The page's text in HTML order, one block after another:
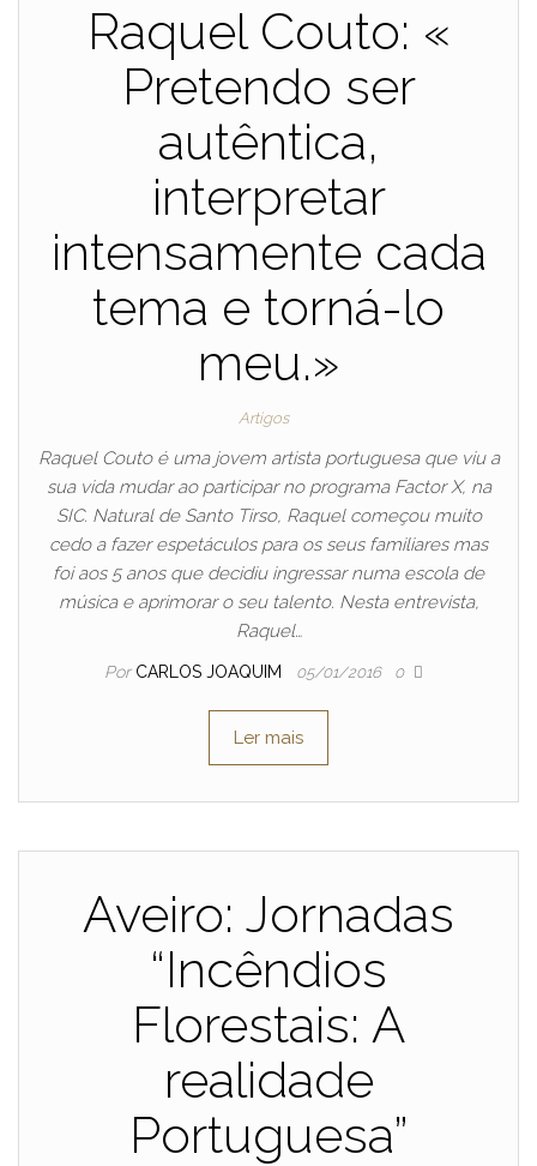
Raquel Couto: «
Pretendo ser
autêntica,
interpretar
intensamente cada
tema e torná-lo
meu.»
Artigos
Raquel Couto é uma jovem artista portuguesa que viu a
sua vida mudar ao participar no programa Factor X, na
SIC. Natural de Santo Tirso, Raquel começou muito
cedo a fazer espetáculos para os seus familiares mas
foi aos 5 anos que decidiu ingressar numa escola de
música e aprimorar o seu talento. Nesta entrevista,
Raquel…
Por CARLOS JOAQUIM 05/01/2016 0
Ler mais
Aveiro: Jornadas
“Incêndios
Florestais: A
realidade
Portuguesa”